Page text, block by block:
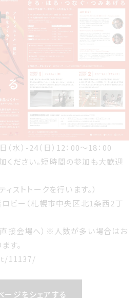
水）-24（日） 12：00～18：00
ださい。短時間の参加も大歓迎
ストトークを行います。）
ビー （札幌市中央区北1条西2丁
接会場へ） ※人数が多い場合はお
す。
11137/
ージをシェアする